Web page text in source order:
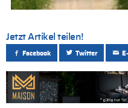
Jetzt Artikel teilen!
Facebook Twitter